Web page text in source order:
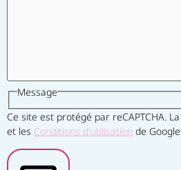
Message
Ce site est protégé par reCAPTCHA. La
et les Conditions d'utilisation de